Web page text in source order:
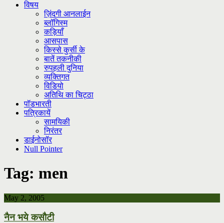
विषय
ज़िंदगी आनलाईन
ब्लॉगिस्म
कड़ियाँ
आसपास
किस्से कुर्सी के
बातें तकनीकी
रुपहली दुनिया
व्यक्तिगत
विडियो
अतिथि का चिट्ठा
पॉडभारती
पत्रिकायें
सामयिकी
निरंतर
डाईनोसॉर
Null Pointer
Tag: men
May 2, 2005
नैन भये कसौटी